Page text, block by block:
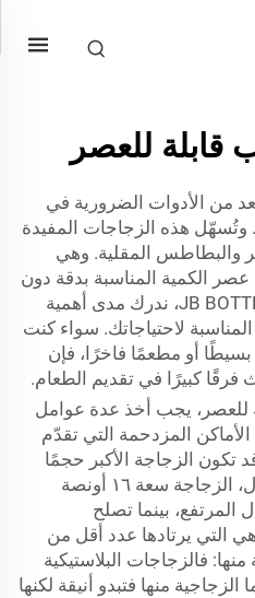
للعصر
من الأدوات الضرورية في
وتُسهّل هذه الزجاجات المفيدة
والبطاطس المقلية. وهي
الكمية المناسبة بدقة دون
إحداث فوضى. وعند شركة JB BOTTLE، ندرك مدى أهمية
المناسبة لاحتياجاتك. سواء كنت
أو مطعمًا فاخرًا، فإن
فرقًا كبيرًا في تقديم الطعام.
للعصر، يجب أخذ عدة عوامل
المزدحمة التي تقدّم
تكون الزجاجة الأكبر حجمًا
هي الأنسب. فعلى سبيل المثال، الزجاجة سعة ١٦ أونصة
المرتفع، بينما تصلح
التي يرتادها عدد أقل من
منها: فالزجاجات البلاستيكية
منها فتبدو أنيقة لكنها